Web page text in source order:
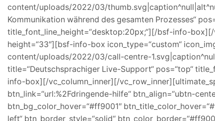
content/uploads/2022/03/
Kommunikation während des gesamten Prozesses“
title_font_line_height=“desktop:20px;“][/bsf-info-
height=“33″][bsf-info-box icon_type=“custom“
content/uploads/2022/03/call-centre-
title=“Deutschsprachiger Live-Support“ pos=“top“
info-box][/vc_column_inner][/
btn_link=“url:%2Fdringende-hilfe“ btn_align=“ubtn-
btn_bg_color_hover=“#ff9001″
left“ btn_border_style=“solid“